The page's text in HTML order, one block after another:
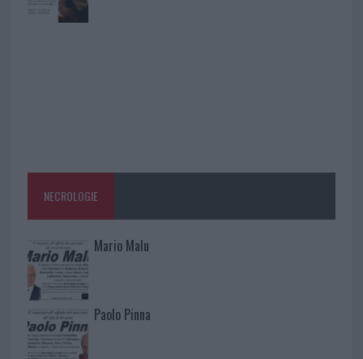
NECROLOGIE
Mario Malu
Paolo Pinna